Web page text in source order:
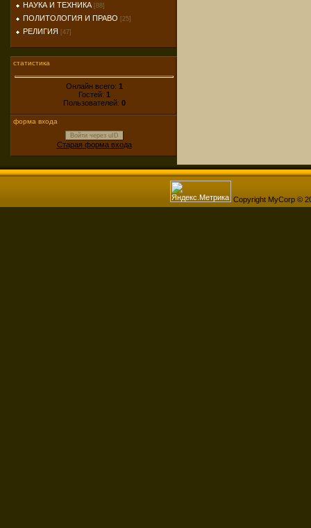
НАУКА И ТЕХНИКА [88]
ПОЛИТОЛОГИЯ И ПРАВО [25]
РЕЛИГИЯ [47]
статистика
Онлайн всего: 1
Гостей: 1
Пользователей: 0
форма входа
Войти через uID
Старая форма входа
Copyright MyCorp ©